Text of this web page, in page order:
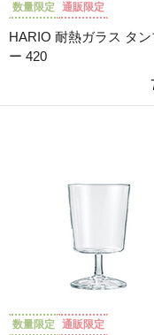
数量限定 通販限定
HARIO 耐熱ガラス タン
ー 420
数量限定 通販限定